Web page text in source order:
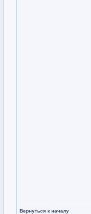
Вернуться к началу